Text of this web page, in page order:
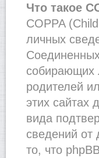
Что такое
COPPA
личных
собирающих
родителей
этих сайтах
вида
сведений от
то, что